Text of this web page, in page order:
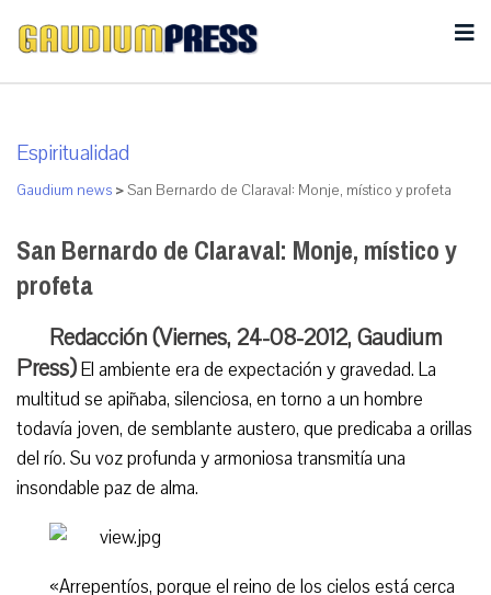
Espiritualidad
Gaudium news >San Bernardo de Claraval: Monje, místico y profeta
San Bernardo de Claraval: Monje, místico y
profeta
Redacción (Viernes, 24-08-2012, Gaudium
Press)El ambiente era de expectación y gravedad. La
multitud se apiñaba, silenciosa, en torno a un hombre
todavía joven, de semblante austero, que predicaba a orillas
del río. Su voz profunda y armoniosa transmitía una
insondable paz de alma.
«Arrepentíos, porque el reino de los cielos está cerca